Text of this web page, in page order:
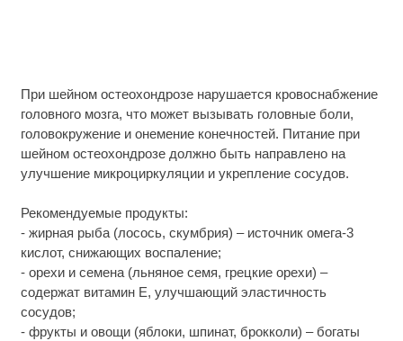
При шейном остеохондрозе нарушается кровоснабжение
головного мозга, что может вызывать головные боли,
головокружение и онемение конечностей. Питание при
шейном остеохондрозе должно быть направлено на
улучшение микроциркуляции и укрепление сосудов.
Рекомендуемые продукты:
- жирная рыба (лосось, скумбрия) – источник омега-3
кислот, снижающих воспаление;
- орехи и семена (льняное семя, грецкие орехи) –
содержат витамин E, улучшающий эластичность
сосудов;
- фрукты и овощи (яблоки, шпинат, брокколи) – богаты